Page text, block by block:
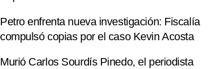
Petro enfrenta nueva investigación: Fiscalía
compulsó copias por el caso Kevin Acosta
Murió Carlos Sourdís Pinedo, el periodista